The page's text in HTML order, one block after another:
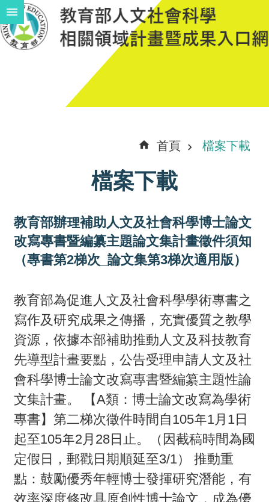
跳到主要內容區塊
進
中
程
計
計
畫
申
請
計
畫
成
果
最
新
首頁 檔案下載
檔案下載
教育部辦理補助人文及社會科學博士論文
改寫專書暨編纂主題論文集計畫徵件須知
（專書第2梯次_論文集第3梯次適用版）
教育部為促進人文及社會科學學術專書之
寫作及研究成果之傳播，充實優質之教學
資源，依據本部補助推動人文及科技教育
先導型計畫要點，公告受理申請人文及社
會科學博士論文改寫專書暨編纂主題性論
文集計畫。 【A類：博士論文改寫為學術
專書】第二梯次徵件時間自105年1月1日
起至105年2月28日止。（因截稿時間為國
定假日，郵戳日期順延至3/1） 推動重
點：鼓勵優秀年輕博士發揮研究潛能，有
效率深度修改具原創性博士論文，成為優